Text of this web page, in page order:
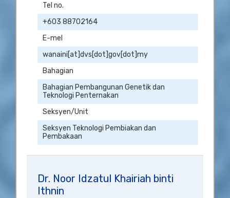
Tel no.
+603 88702164
E-mel
wanaini[at]dvs[dot]gov[dot]my
Bahagian
Bahagian Pembangunan Genetik dan
Teknologi Penternakan
Seksyen/Unit
Seksyen Teknologi Pembiakan dan
Pembakaan
Dr. Noor Idzatul Khairiah binti
Ithnin